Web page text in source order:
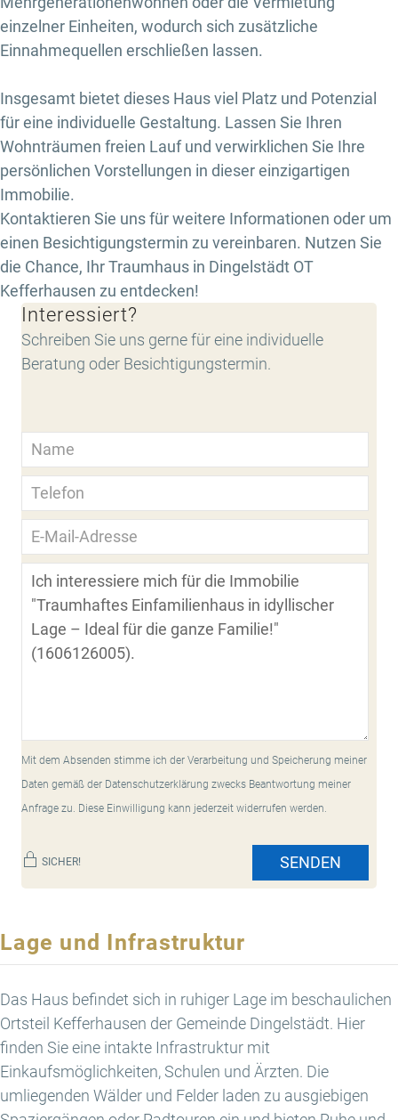
einzelner Einheiten, wodurch sich zusätzliche
Einnahmequellen erschließen lassen.
Insgesamt bietet dieses Haus viel Platz und Potenzial
für eine individuelle Gestaltung. Lassen Sie Ihren
Wohnträumen freien Lauf und verwirklichen Sie Ihre
persönlichen Vorstellungen in dieser einzigartigen
Immobilie.
Kontaktieren Sie uns für weitere Informationen oder um
einen Besichtigungstermin zu vereinbaren. Nutzen Sie
die Chance, Ihr Traumhaus in Dingelstädt OT
Kefferhausen zu entdecken!
Interessiert?
Schreiben Sie uns gerne für eine individuelle
Beratung oder Besichtigungstermin.
Mit dem Absenden stimme ich der Verarbeitung und Speicherung meiner
Daten gemäß der Datenschutzerklärung zwecks Beantwortung meiner
Anfrage zu. Diese Einwilligung kann jederzeit widerrufen werden.
SICHER! SENDEN
Lage und Infrastruktur
Das Haus befindet sich in ruhiger Lage im beschaulichen
Ortsteil Kefferhausen der Gemeinde Dingelstädt. Hier
finden Sie eine intakte Infrastruktur mit
Einkaufsmöglichkeiten, Schulen und Ärzten. Die
umliegenden Wälder und Felder laden zu ausgiebigen